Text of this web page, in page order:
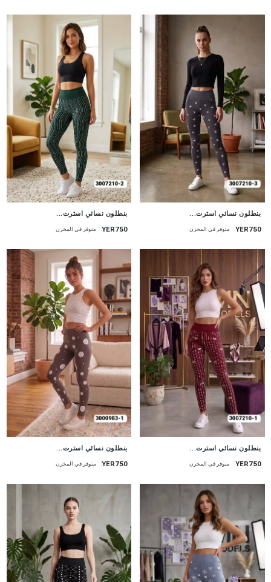
بنطلون نسائي استرت...
YER750 متوفر في المخزن
بنطلون نسائي استرت...
YER750 متوفر في المخزن
بنطلون نسائي استرت...
YER750 متوفر في المخزن
بنطلون نسائي استرت...
YER750 متوفر في المخزن